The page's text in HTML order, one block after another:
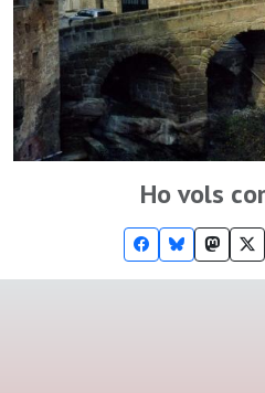
Ho vols